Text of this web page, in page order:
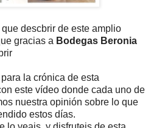
descbrir de este amplio
gracias a Bodegas Beronia
la crónica de esta
este vídeo donde cada uno de
nuestra opinión sobre lo que
estos días.